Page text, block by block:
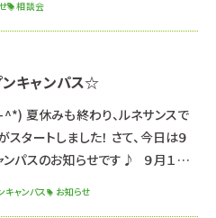
ださい。 （平日に実施いたします）
～１８：００ →希望の開始時間を
担当の先生とスケジュール調整を
ます。 〇内容〇 学科説明/入試説
疑応答/保
相談会
キャンパス☆
夏休みも終わり、ルネサンスで
タートしました！ さて、今日は９
ンパスのお知らせです♪ ９月１３
キャンパス お知らせ